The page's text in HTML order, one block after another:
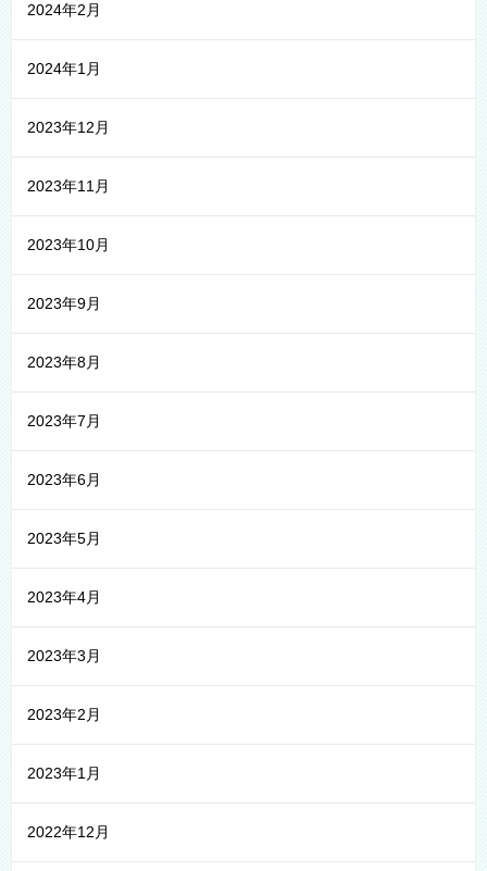
2024年2月
2024年1月
2023年12月
2023年11月
2023年10月
2023年9月
2023年8月
2023年7月
2023年6月
2023年5月
2023年4月
2023年3月
2023年2月
2023年1月
2022年12月